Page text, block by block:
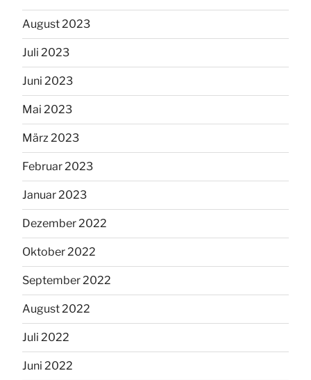
August 2023
Juli 2023
Juni 2023
Mai 2023
März 2023
Februar 2023
Januar 2023
Dezember 2022
Oktober 2022
September 2022
August 2022
Juli 2022
Juni 2022